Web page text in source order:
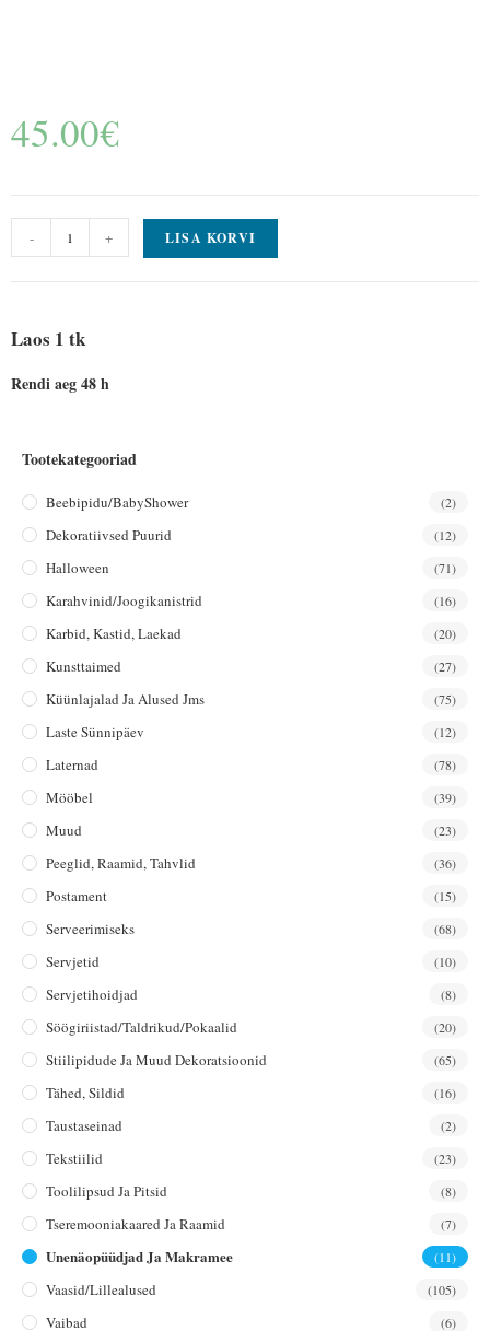
45.00€
- + LISA KORVI
Laos 1 tk
Rendi aeg 48 h
Tootekategooriad
Beebipidu/BabyShower (2)
Dekoratiivsed Puurid (12)
Halloween (71)
Karahvinid/joogikanistrid (16)
Karbid, Kastid, Laekad (20)
Kunsttaimed (27)
Küünlajalad Ja Alused Jms (75)
Laste Sünnipäev (12)
Laternad (78)
Mööbel (39)
Muud (23)
Peeglid, Raamid, Tahvlid (36)
Postament (15)
Serveerimiseks (68)
Servjetid (10)
Servjetihoidjad (8)
Söögiriistad/taldrikud/pokaalid (20)
Stiilipidude Ja Muud Dekoratsioonid (65)
Tähed, Sildid (16)
Taustaseinad (2)
Tekstiilid (23)
Toolilipsud Ja Pitsid (8)
Tseremooniakaared Ja Raamid (7)
Unenäopüüdjad Ja Makramee (11)
Vaasid/lillealused (105)
Vaibad (6)